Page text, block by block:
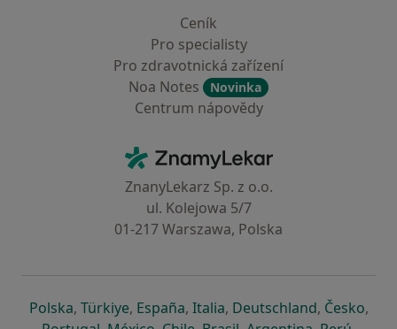
Ceník
Pro specialisty
Pro zdravotnická zařízení
Noa Notes
Novinka
Centrum nápovědy
ZnamyLekar - Hlavní stránka
ZnanyLekarz Sp. z o.o.
ul. Kolejowa 5/7
01-217 Warszawa, Polska
Polskase otevře v nové záložce
, Türkiyese otevře v nové záložce
, Españase otevře v nové záložce
, Italiase otevře v nové záložce
, Deutschlandse otevře v
, Českose
,